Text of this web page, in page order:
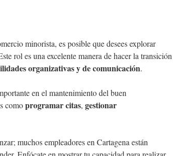
minorista, es posible que desees explorar
rol es una excelente manera de hacer la transición
organizativas y de comunicación.
en el mantenimiento del buen
comoprogramar citas, gestionar
muchos empleadores en Cartagena están